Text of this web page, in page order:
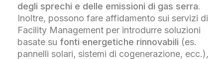
degli sprechi e delle emissioni di gas serra.
Inoltre, possono fare affidamento sui servizi di
Facility Management per introdurre soluzioni
basate su fonti energetiche rinnovabili (es.
pannelli solari, sistemi di cogenerazione, ecc.),